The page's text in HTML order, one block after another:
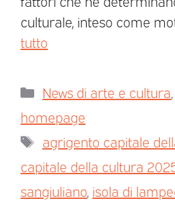
culturale, inteso come
tutto
News di arte e cultura
homepage
agrigento capitale
capitale della cultura
sangiuliano isola di